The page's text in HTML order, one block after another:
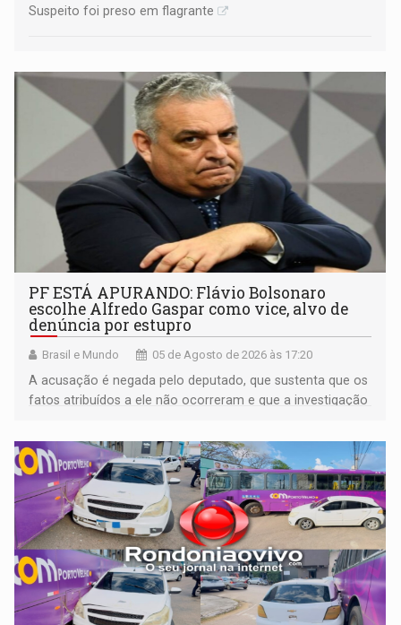
Suspeito foi preso em flagrante
PF ESTÁ APURANDO: Flávio Bolsonaro
escolhe Alfredo Gaspar como vice, alvo de
denúncia por estupro
Brasil e Mundo 05 de Agosto de 2026 às 17:20
A acusação é negada pelo deputado, que sustenta que os
fatos atribuídos a ele não ocorreram e que a investigação